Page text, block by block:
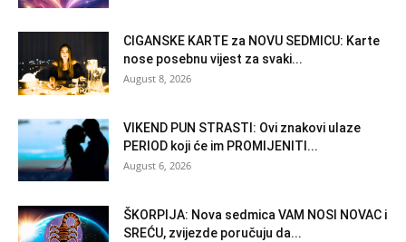
CIGANSKE KARTE za NOVU SEDMICU: Karte
nose posebnu vijest za svaki...
August 8, 2026
VIKEND PUN STRASTI: Ovi znakovi ulaze
PERIOD koji će im PROMIJENITI...
August 6, 2026
ŠKORPIJA: Nova sedmica VAM NOSI NOVAC i
SREĆU, zvijezde poručuju da...